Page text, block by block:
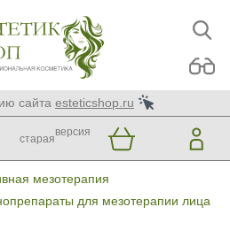
сайта esteticshop.ru
старая
версия
мезотерапия
для мезотерапии лица